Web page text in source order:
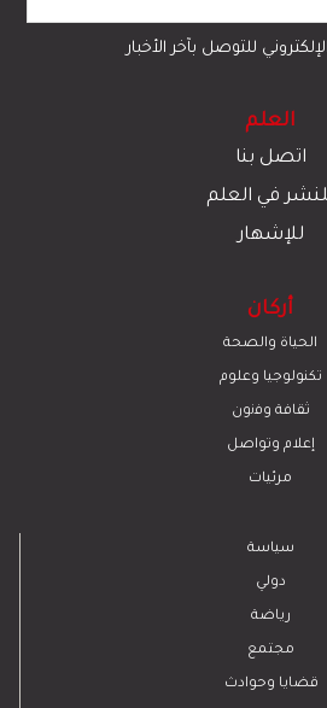
للتوصل بآخر الأخبار
العلم
اتصل بنا
في العلم
للإشهار
أركان
الحياة والصحة
تكنولوجيا وعلوم
ﺛﻘﺎﻓﺔ وﻓﻧون
إعلام وتواصل
مرئيات
سياسة
دولي
رياضة
مجتمع
قضايا وحوادث